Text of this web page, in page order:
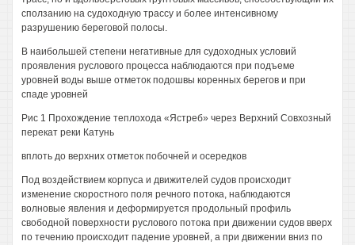
сползанию на судоходную трассу и более интенсивному
разрушению береговой полосы.
В наибольшей степени негативные для судоходных условий
проявления руслового процесса наблюдаются при подъеме
уровней воды выше отметок подошвы коренных берегов и при
спаде уровней
Рис 1 Прохождение теплохода «Ястреб» через Верхний Совхозный
перекат реки Катунь
вплоть до верхних отметок побочней и осередков
Под воздействием корпуса и движителей судов происходит
изменение скоростного поля речного потока, наблюдаются
волновые явления и деформируется продольный профиль
свободной поверхности руслового потока при движении судов вверх
по течению происходит падение уровней, а при движении вниз по